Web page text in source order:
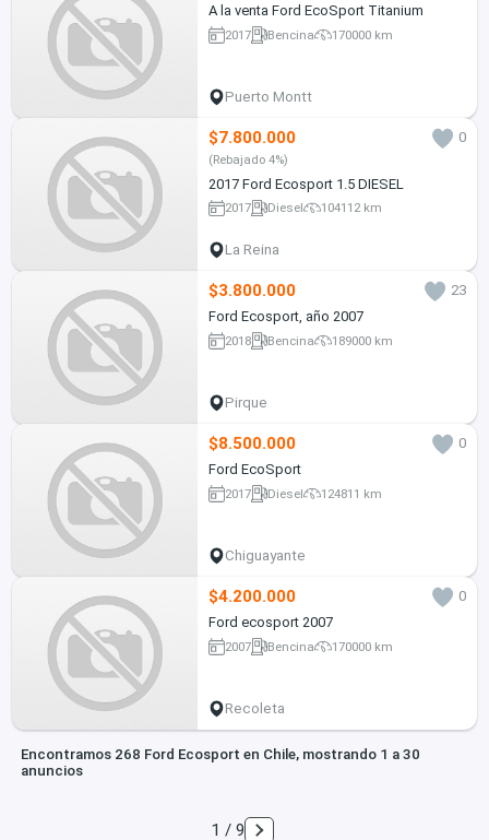
A la venta Ford EcoSport Titanium
2017 Bencina 170000 km
Puerto Montt
$7.800.000 0
(Rebajado 4%)
2017 Ford Ecosport 1.5 DIESEL
2017 Diesel 104112 km
La Reina
$3.800.000
23
Ford Ecosport, año 2007
2018 Bencina 189000 km
Pirque
$8.500.000
0
Ford EcoSport
2017 Diesel 124811 km
Chiguayante
$4.200.000
0
Ford ecosport 2007
2007 Bencina 170000 km
Recoleta
Encontramos 268 Ford Ecosport en Chile, mostrando 1 a 30
anuncios
1 / 9